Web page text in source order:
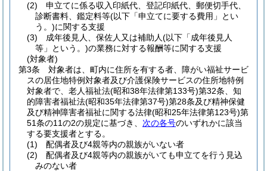
(2)
申立てに係る収入印紙代、登記印紙代、郵便切手代、
診断書料、鑑定料等(以下「申立てに要する費用」とい
う。)に関する支援
(3)
成年後見人、保佐人又は補助人(以下「成年後見人
等」という。)の業務に対する報酬等に関する支援
(対象者)
第3条
対象者は、町内に住所を有する者、障がい福祉サービ
スの居住地特例対象者及び介護保険サービスの住所地特例
対象者で、老人福祉法(昭和38年法律第133号)第32条、知
的障害者福祉法(昭和35年法律第37号)第28条及び精神保健
及び精神障害者福祉に関する法律(昭和25年法律第123号)第
51条の11の2の規定に基づき、 次の各号のいずれかに該当
する要支援者とする。
(1)
配偶者及び4親等内の親族がいない者
(2)
配偶者及び4親等内の親族がいても申立てを行う見込
みのない者